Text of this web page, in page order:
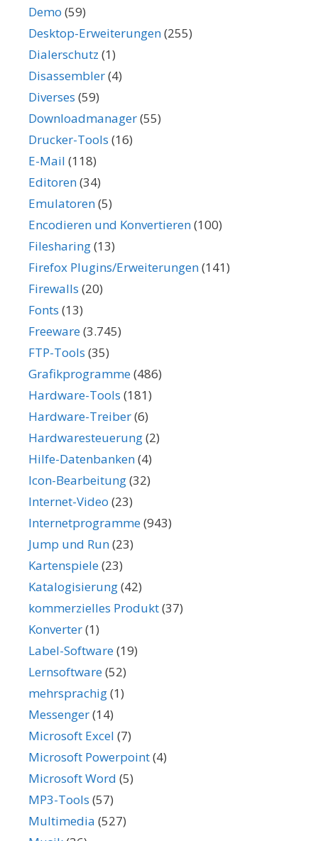
Demo (59)
Desktop-Erweiterungen(255)
Dialerschutz (1)
Disassembler(4)
Diverses (59)
Downloadmanager(55)
Drucker-Tools (16)
E-Mail (118)
Editoren(34)
Emulatoren(5)
Encodieren und Konvertieren(100)
Filesharing(13)
Firefox Plugins/Erweiterungen(141)
Firewalls (20)
Fonts (13)
Freeware(3.745)
FTP-Tools (35)
Grafikprogramme(486)
Hardware-Tools (181)
Hardware-Treiber(6)
Hardwaresteuerung(2)
Hilfe-Datenbanken(4)
Icon-Bearbeitung(32)
Internet-Video (23)
Internetprogramme(943)
Jump und Run(23)
Kartenspiele(23)
Katalogisierung(42)
kommerzielles Produkt(37)
Konverter(1)
Label-Software(19)
Lernsoftware(52)
mehrsprachig(1)
Messenger(14)
Microsoft Excel (7)
Microsoft Powerpoint(4)
Microsoft Word (5)
MP3-Tools (57)
Multimedia (527)